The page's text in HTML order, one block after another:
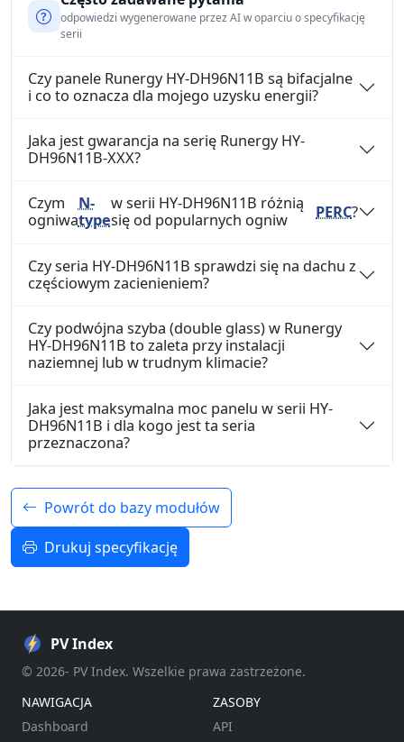
odpowiedzi wygenerowane przez AI w oparciu o specyfikację
serii
Czy panele Runergy HY-DH96N11B są bifacjalne
i co to oznacza dla mojego uzysku energii?
Jaka jest gwarancja na serię Runergy HY-
DH96N11B-XXX?
Czym
ogniwa
N-
type
w serii HY-DH96N11B różnią
się od popularnych ogniw
PERC?
Czy seria HY-DH96N11B sprawdzi się na dachu z
częściowym zacienieniem?
Czy podwójna szyba (double glass) w Runergy
HY-DH96N11B to zaleta przy instalacji
naziemnej lub w trudnym klimacie?
Jaka jest maksymalna moc panelu w serii HY-
DH96N11B i dla kogo jest ta seria
przeznaczona?
Powrót do bazy modułów
Drukuj specyfikację
PV Index
© 2026- PV Index. Wszelkie prawa zastrzeżone.
NAWIGACJA
Dashboard
ZASOBY
API